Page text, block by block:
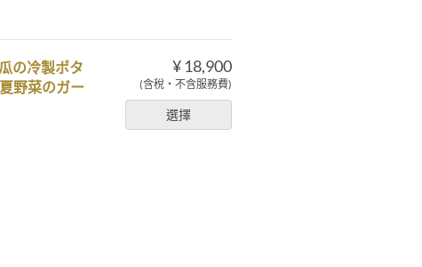
¥ 18,900
(含稅・不含服務費)
選擇
の冷製ポタ
野菜のガー